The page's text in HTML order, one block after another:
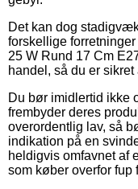
Det kan dog
forskellige
25 W Rund 17 Cm
handel, så du er
Du bør imidlertid ikke
frembyder deres
overordentlig lav, så
indikation på en
heldigvis omfavnet af
som køber overfor fup